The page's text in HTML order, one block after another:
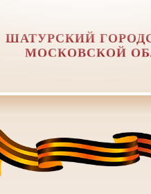
ШАТУРСКИЙ
МОСКОВСКОЙ